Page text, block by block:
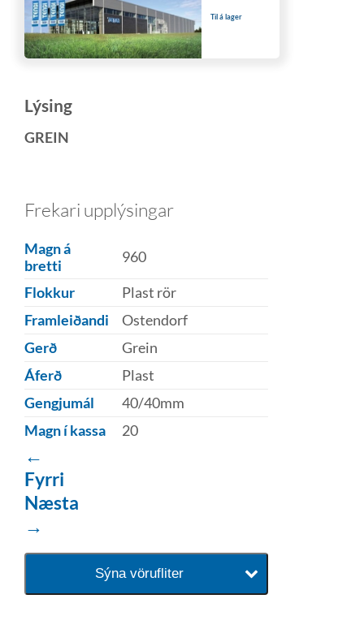
Til á lager
Lýsing
GREIN
Frekari upplýsingar
Magn á
bretti
960
Flokkur
Plast rör
Framleiðandi
Ostendorf
Gerð
Grein
Áferð
Plast
Gengjumál
40/40mm
Magn í kassa
20
←
Fyrri
Næsta
→
Sýna vörufliter